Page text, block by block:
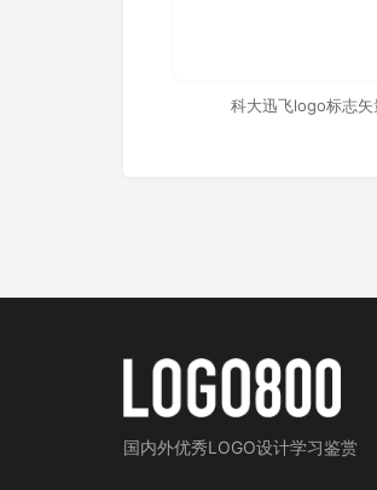
科大迅飞logo标志矢
国内外优秀LOGO设计学习鉴赏